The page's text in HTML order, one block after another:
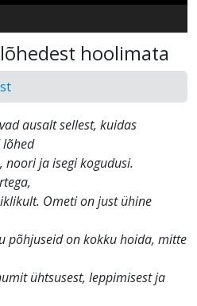
hoolimata
ausalt sellest, kuidas
noori ja isegi kogudusi.
Ometi on just ühine
põhjuseid on kokku hoida, mitte
ühtsusest, leppimisest ja